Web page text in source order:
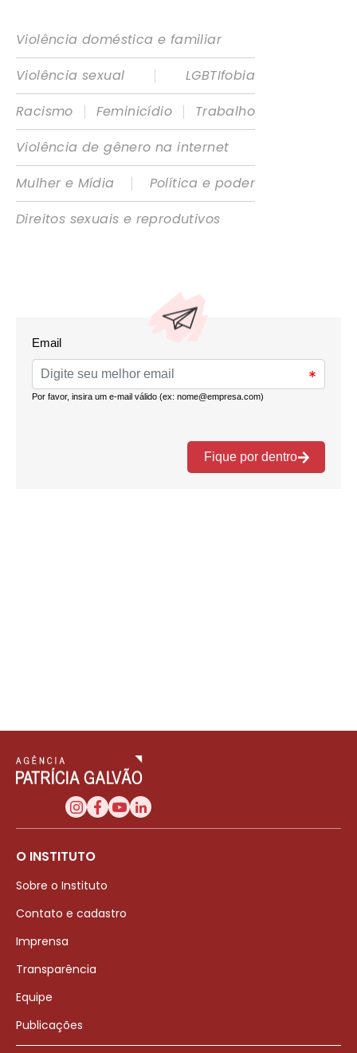
Violência doméstica e familiar
Violência sexual
|
LGBTIfobia
Racismo
| Feminicídio |
Trabalho
Violência de gênero na internet
Mulher e Mídia
|
Política e poder
Direitos sexuais e reprodutivos
O INSTITUTO
Sobre o Instituto
Contato e cadastro
Imprensa
Transparência
Equipe
Publicações